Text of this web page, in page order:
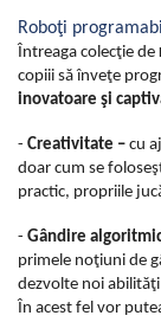
Roboţi
Întreaga colecţie de
copiii să înveţe
inovatoare şi
- Creativitate – cu
doar cum se
practic, propriile
- Gândire
primele noţiuni de
dezvolte noi abilităţi
În acest fel vor